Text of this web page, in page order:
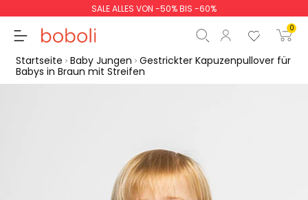
SALE ALLES VON -50% BIS -60%
0
Start der Bestellung
Startseite Baby Jungen Gestrickter Kapuzenpullover für
Babys in Braun mit Streifen